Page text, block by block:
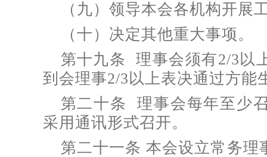
（九）领导本会各机构开展
（十）决定其他重大事项。
第十九条 理事会须有2/3以
到会理事2/3以上表决通过方能
第二十条 理事会每年至少
采用通讯形式召开。
第二十一条 本会设立常务